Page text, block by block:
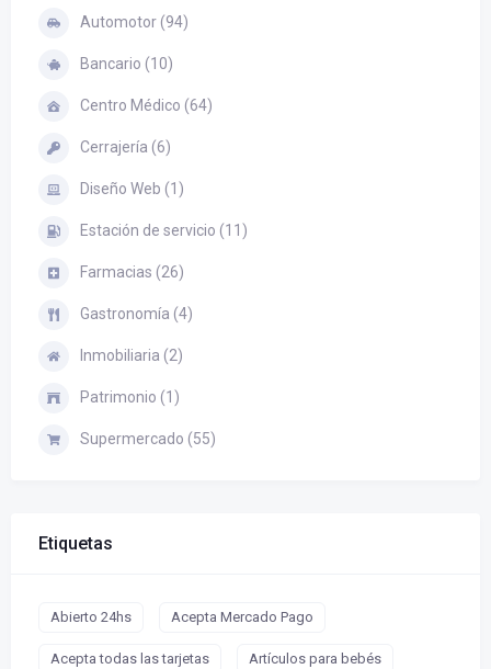
Automotor (94)
Bancario (10)
Centro Médico (64)
Cerrajería (6)
Diseño Web (1)
Estación de servicio (11)
Farmacias (26)
Gastronomía (4)
Inmobiliaria (2)
Patrimonio (1)
Supermercado (55)
Etiquetas
Abierto 24hs Acepta Mercado Pago
Acepta todas las tarjetas Artículos para bebés